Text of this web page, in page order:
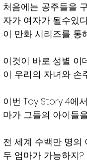
처음에는 공주들을
자가 여자가 될수있
이 만화 시리즈를 통
이것이 바로 성별 이
이 우리의 자녀와 손
이번 Toy Story 4에
마가 그들의 아이들
전 세계 수백만 명의
두 엄마가 가능하지